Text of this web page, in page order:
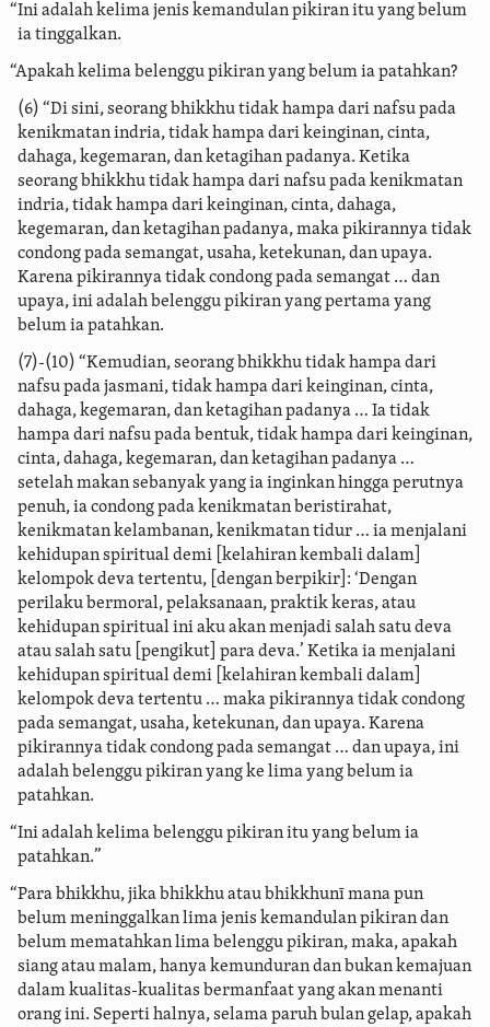
“Ini adalah kelima jenis kemandulan pikiran itu yang belum
ia tinggalkan.
“Apakah kelima belenggu pikiran yang belum ia patahkan?
(6) “Di sini, seorang bhikkhu tidak hampa dari nafsu pada
kenikmatan indria, tidak hampa dari keinginan, cinta,
dahaga, kegemaran, dan ketagihan padanya. Ketika
seorang bhikkhu tidak hampa dari nafsu pada kenikmatan
indria, tidak hampa dari keinginan, cinta, dahaga,
kegemaran, dan ketagihan padanya, maka pikirannya tidak
condong pada semangat, usaha, ketekunan, dan upaya.
Karena pikirannya tidak condong pada semangat … dan
upaya, ini adalah belenggu pikiran yang pertama yang
belum ia patahkan.
(7)-(10) “Kemudian, seorang bhikkhu tidak hampa dari
nafsu pada jasmani, tidak hampa dari keinginan, cinta,
dahaga, kegemaran, dan ketagihan padanya … Ia tidak
hampa dari nafsu pada bentuk, tidak hampa dari keinginan,
cinta, dahaga, kegemaran, dan ketagihan padanya …
setelah makan sebanyak yang ia inginkan hingga perutnya
penuh, ia condong pada kenikmatan beristirahat,
kenikmatan kelambanan, kenikmatan tidur … ia menjalani
kehidupan spiritual demi [kelahiran kembali dalam]
kelompok deva tertentu, [dengan berpikir]: ‘Dengan
perilaku bermoral, pelaksanaan, praktik keras, atau
kehidupan spiritual ini aku akan menjadi salah satu deva
atau salah satu [pengikut] para deva.’ Ketika ia menjalani
kehidupan spiritual demi [kelahiran kembali dalam]
kelompok deva tertentu … maka pikirannya tidak condong
pada semangat, usaha, ketekunan, dan upaya. Karena
pikirannya tidak condong pada semangat … dan upaya, ini
adalah belenggu pikiran yang ke lima yang belum ia
patahkan.
“Ini adalah kelima belenggu pikiran itu yang belum ia
patahkan.”
“Para bhikkhu, jika bhikkhu atau bhikkhunī mana pun
belum meninggalkan lima jenis kemandulan pikiran dan
belum mematahkan lima belenggu pikiran, maka, apakah
siang atau malam, hanya kemunduran dan bukan kemajuan
dalam kualitas-kualitas bermanfaat yang akan menanti
orang ini. Seperti halnya, selama paruh bulan gelap, apakah